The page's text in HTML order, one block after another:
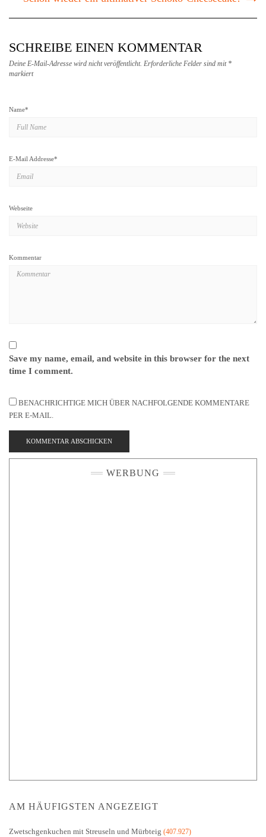
SCHREIBE EINEN KOMMENTAR
Deine E-Mail-Adresse wird nicht veröffentlicht. Erforderliche Felder sind mit *
markiert
Name*
E-Mail Addresse*
Webseite
Kommentar
Save my name, email, and website in this browser for the next
time I comment.
BENACHRICHTIGE MICH ÜBER NACHFOLGENDE KOMMENTARE
PER E-MAIL.
WERBUNG
AM HÄUFIGSTEN ANGEZEIGT
Zwetschgenkuchen mit Streuseln und Mürbteig (407.927)